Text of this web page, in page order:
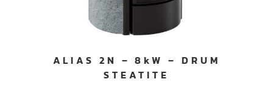
ALIAS 2N – 8kW – DRUM
STEATITE